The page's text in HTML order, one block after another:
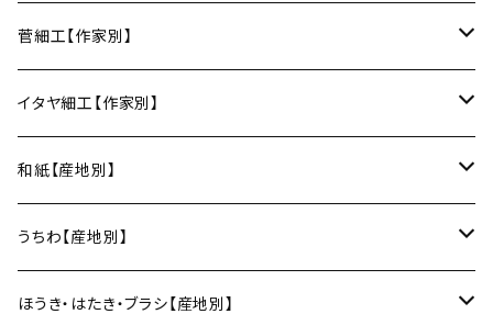
丼
マグカップ
フリーカップ
酒器
ぐい呑み・盃
徳利
蓋物・キャニスター
そば猪口
箸・カトラリー
箸
土鍋
m.m.d.（瀬戸焼／愛知）
LUC DE BOECK（京都）
小山研一（京都）
中村譲司（京都）
俊彦窯（丹波焼／兵庫）
うるしおいしおはし
甲斐のぶお工房（竹のカトラリー／大分）
巾着袋
ブックカバー
清原遥（テキスタイル／滋賀）
KOMOREBI
朝焼け
藍染屋ほうね（藍染／静岡）
京都のれん（風呂敷／京都）
小風呂敷（約50cm角）
2巾風呂敷（約70cm角）
Sugee textile（国産手ぬぐい）
向井詩織（ブロックプリント／インド）
昇苑くみひも（京都）
リング
ブレスレット
菅細工【作家別】
深江菅細工（大阪）
イタヤ細工【作家別】
角館イタヤ工芸（秋田）
民芸イタヤ工房（秋田）
和紙【産地別】
出雲民藝紙（島根）
多羅富來和紙（愛媛）
うちわ【産地別】
房州うちわ（千葉）
ほうき・はたき・ブラシ【産地別】